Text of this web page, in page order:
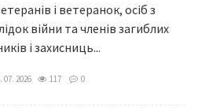
і ветеранок, осіб з
війни та членів загиблих
і захисниць...
2026 117 0